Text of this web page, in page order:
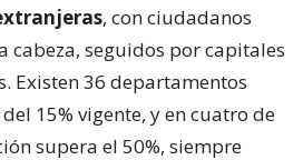
, con ciudadanos
cabeza, seguidos por capitales
Existen 36 departamentos
15% vigente, y en cuatro de
supera el 50%, siempre